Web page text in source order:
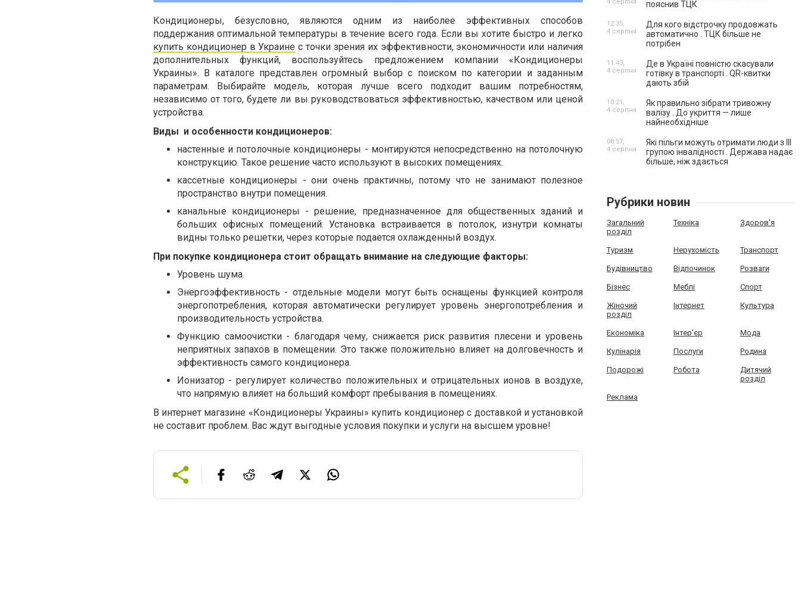
Кондиционеры, безусловно, являются одним из наиболее эффективных способов
поддержания оптимальной температуры в течение всего года. Если вы хотите быстро и легко
купить кондиционер в Украине с точки зрения их эффективности, экономичности или наличия
дополнительных функций, воспользуйтесь предложением компании «Кондиционеры
Украины». В каталоге представлен огромный выбор с поиском по категории и заданным
параметрам. Выбирайте модель, которая лучше всего подходит вашим потребностям,
независимо от того, будете ли вы руководствоваться эффективностью, качеством или ценой
устройства.
Виды и особенности кондиционеров:
настенные и потолочные кондиционеры - монтируются непосредственно на потолочную
конструкцию. Такое решение часто используют в высоких помещениях.
кассетные кондиционеры - они очень практичны, потому что не занимают полезное
пространство внутри помещения.
канальные кондиционеры - решение, предназначенное для общественных зданий и
больших офисных помещений. Установка встраивается в потолок, изнутри комнаты
видны только решетки, через которые подается охлажденный воздух.
При покупке кондиционера стоит обращать внимание на следующие факторы:
Уровень шума.
Энергоэффективность - отдельные модели могут быть оснащены функцией контроля
энергопотребления, которая автоматически регулирует уровень энергопотребления и
производительность устройства.
Функцию самоочистки - благодаря чему, снижается риск развития плесени и уровень
неприятных запахов в помещении. Это также положительно влияет на долговечность и
эффективность самого кондиционера.
Ионизатор - регулирует количество положительных и отрицательных ионов в воздухе,
что напрямую влияет на больший комфорт пребывания в помещениях.
В интернет магазине «Кондиционеры Украины» купить кондиционер с доставкой и установкой
не составит проблем. Вас ждут выгодные условия покупки и услуги на высшем уровне!
пояснив ТЦК
Для кого відстрочку продовжать
автоматично . ТЦК більше не
потрібен
12:35,
4 серпня
Де в Україні повністю скасували
готівку в транспорті . QR-квитки
дають збій
11:43,
4 серпня
Як правильно зібрати тривожну
валізу . До укриття — лише
найнеобхідніше
10:21,
4 серпня
Які пільги можуть отримати люди з III
групою інвалідності . Держава надає
більше, ніж здається
08:57,
4 серпня
Рубрики новин
Загальний
розділ
Техніка Здоров'я
Туризм Нерухомість Транспорт
Будівництво Відпочинок Розваги
Бізнес Меблі Спорт
Жіночий
розділ
Інтернет Культура
Економіка Інтер'єр Мода
Кулінарія Послуги Родина
Подорожі Робота
Дитячий
розділ
Реклама